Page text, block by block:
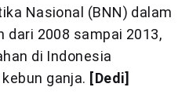
Nasional (BNN) dalam
dari 2008 sampai 2013,
di Indonesia
ganja. [Dedi]